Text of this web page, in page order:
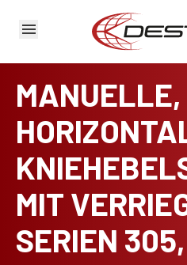
MANUELLE,
MIT
SERIEN